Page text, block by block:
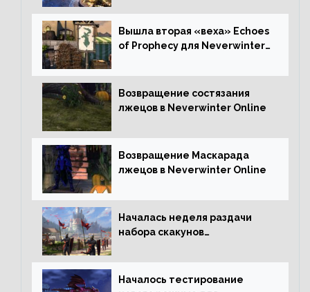
Вышла вторая «веха» Echoes
of Prophecy для Neverwinter
Возвращение состязания
лжецов в Neverwinter Online
Возвращение Маскарада
лжецов в Neverwinter Online
Началась неделя раздачи
набора скакунов
Началось тестирование